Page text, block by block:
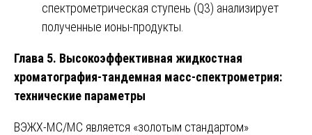
спектрометрическая ступень (Q3) анализирует
полученные ионы-продукты.
Глава 5. Высокоэффективная жидкостная
хроматография-тандемная масс-спектрометрия:
технические параметры
ВЭЖХ-МС/МС является «золотым стандартом»